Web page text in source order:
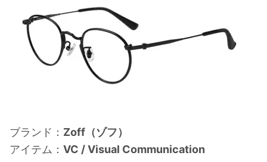
ブランド： Zoff（ゾフ）
アイテム： VC / Visual Communication